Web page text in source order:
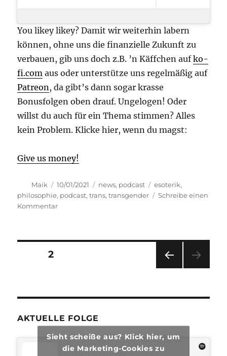
You likey likey? Damit wir weiterhin labern
können, ohne uns die finanzielle Zukunft zu
verbauen, gib uns doch z.B. ’n Käffchen aufko-
fi.com aus oder unterstütze uns regelmäßig auf
Patreon , da gibt’s dann sogar krasse
Bonusfolgen oben drauf. Ungelogen! Oder
willst du auch für ein Thema stimmen? Alles
kein Problem. Klicke hier, wenn du magst:
Give us money!
Autor
Maik
Veröffentlicht
am
10/01/2021 Kategorien
news, podcast Schlagwörter
esoterik,
philosophie, podcast,trans,transgender
Schreibe einen
Kommentarzu
Seitennummerierung
Beiträge
SEIT
SEITE2
AKTUELLE FOLGE
Sieht scheiße aus? Klick hier, um
die Marketing-Cookies zu